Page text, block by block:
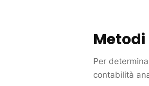
Per
contabilità